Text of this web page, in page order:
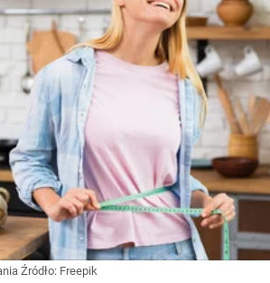
Źródło: Freepik